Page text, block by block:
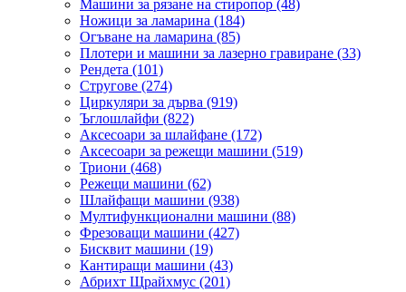
Машини за рязане на стиропор (48)
Ножици за ламарина (184)
Огъване на ламарина (85)
Плотери и машини за лазерно гравиране (33)
Рендета (101)
Стругове (274)
Циркуляри за дърва (919)
Ъглошлайфи (822)
Аксесоари за шлайфане (172)
Аксесоари за режещи машини (519)
Триони (468)
Режещи машини (62)
Шлайфащи машини (938)
Мултифункционални машини (88)
Фрезоващи машини (427)
Бисквит машини (19)
Кантиращи машини (43)
Абрихт Щрайхмус (201)